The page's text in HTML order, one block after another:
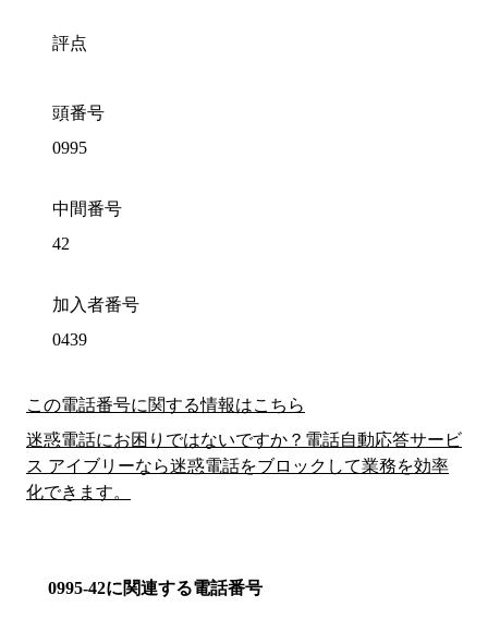
評点
頭番号
0995
中間番号
42
加入者番号
0439
この電話番号に関する情報はこちら
迷惑電話にお困りではないですか？電話自動応答サービ
ス アイブリーなら迷惑電話をブロックして業務を効率
化できます。
0995-42に関連する電話番号